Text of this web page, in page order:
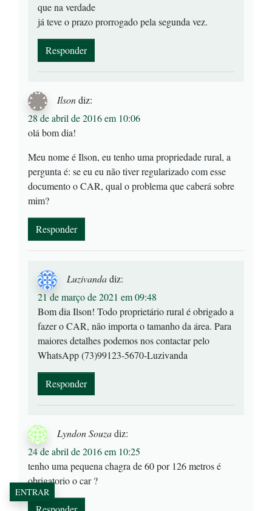
que na verdade
já teve o prazo prorrogado pela segunda vez.
Responder
Ilsondiz:
28 de abril de 2016 em 10:06
olá bom dia!
Meu nome é Ilson, eu tenho uma propriedade rural, a
pergunta é: se eu eu não tiver regularizado com esse
documento o CAR, qual o problema que caberá sobre
mim?
Responder
Luzivandadiz:
21 de março de 2021 em 09:48
Bom dia Ilson! Todo proprietário rural é obrigado a
fazer o CAR, não importa o tamanho da área. Para
maiores detalhes podemos nos contactar pelo
WhatsApp (73)99123-5670-Luzivanda
Responder
Lyndon Souzadiz:
24 de abril de 2016 em 10:25
tenho uma pequena chagra de 60 por 126 metros é
obrigatorio o car ?
ENTRAR